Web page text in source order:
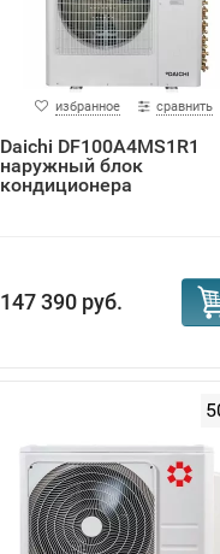
избранное сравнить
Daichi DF100A4MS1R1
наружный блок
кондиционера
147 390 руб.